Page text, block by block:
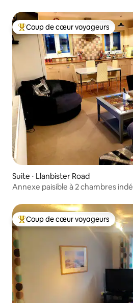
Coups de cœur voyageurs les plus
Coup de cœur voyageurs
Suite ⋅ Llanbister Road
Annexe paisible à 2 chambres
Coups de cœur voyageurs les plus
Coup de cœur voyageurs